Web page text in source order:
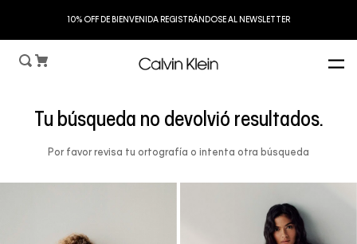
10% OFF DE BIENVENIDA REGISTRÁNDOSE AL NEWSLETTER
Tu búsqueda no devolvió resultados.
Por favor revisa tu ortografía o intenta otra búsqueda